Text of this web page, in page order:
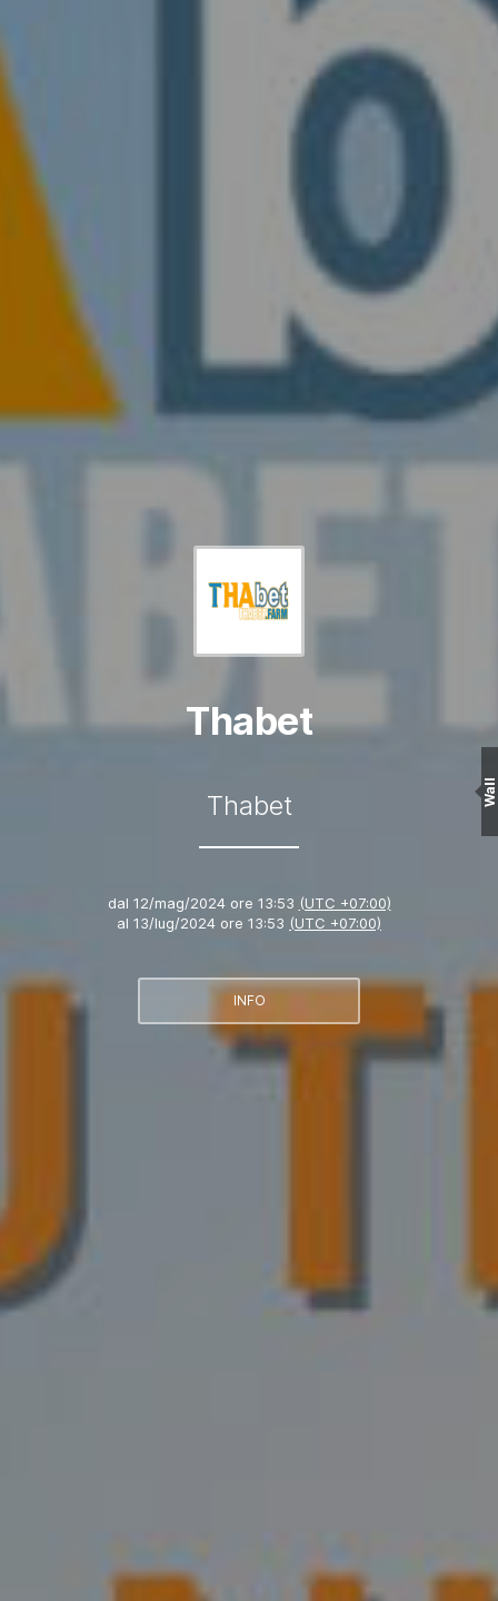
Thabet
Thabet
dal 12/mag/2024 ore 13:53 (UTC +07:00)
al 13/lug/2024 ore 13:53 (UTC +07:00)
INFO
Wall